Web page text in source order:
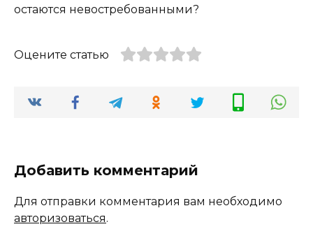
остаются невостребованными?
Оцените статью
Добавить комментарий
Для отправки комментария вам необходимо
авторизоваться.